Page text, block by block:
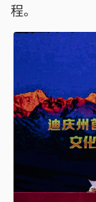
程。